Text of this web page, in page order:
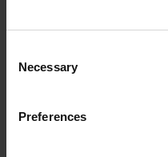
Selection
Necessary
Preferences
Andra